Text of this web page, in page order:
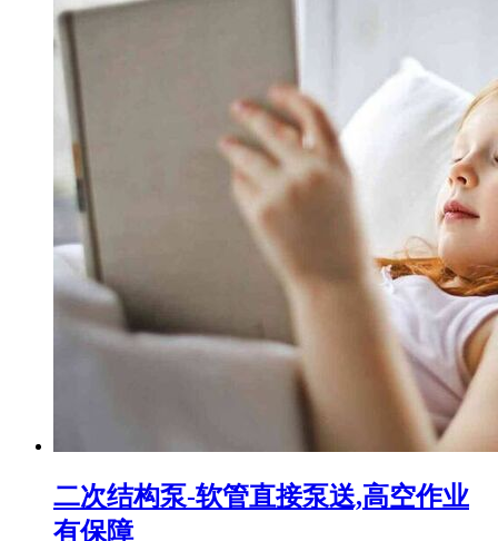
二次结构泵-软管直接泵送,高空作业
有保障